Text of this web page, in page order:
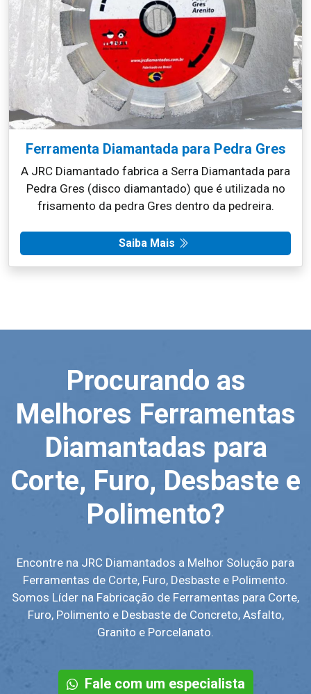
Ferramenta Diamantada para Pedra Gres
A JRC Diamantado fabrica a Serra Diamantada para
Pedra Gres (disco diamantado) que é utilizada no
frisamento da pedra Gres dentro da pedreira.
Saiba Mais
Procurando as
Melhores Ferramentas
Diamantadas para
Corte, Furo, Desbaste e
Polimento?
Encontre na JRC Diamantados a Melhor Solução para
Ferramentas de Corte, Furo, Desbaste e Polimento.
Somos Líder na Fabricação de Ferramentas para Corte,
Furo, Polimento e Desbaste de Concreto, Asfalto,
Granito e Porcelanato.
Fale com um especialista